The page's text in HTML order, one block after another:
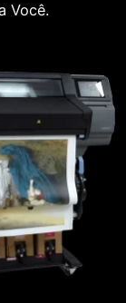
Você.